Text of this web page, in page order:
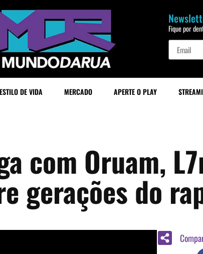
Fique por
ESTILO DE VIDA MERCADO APERTE O PLAY
com Oruam,
gerações do